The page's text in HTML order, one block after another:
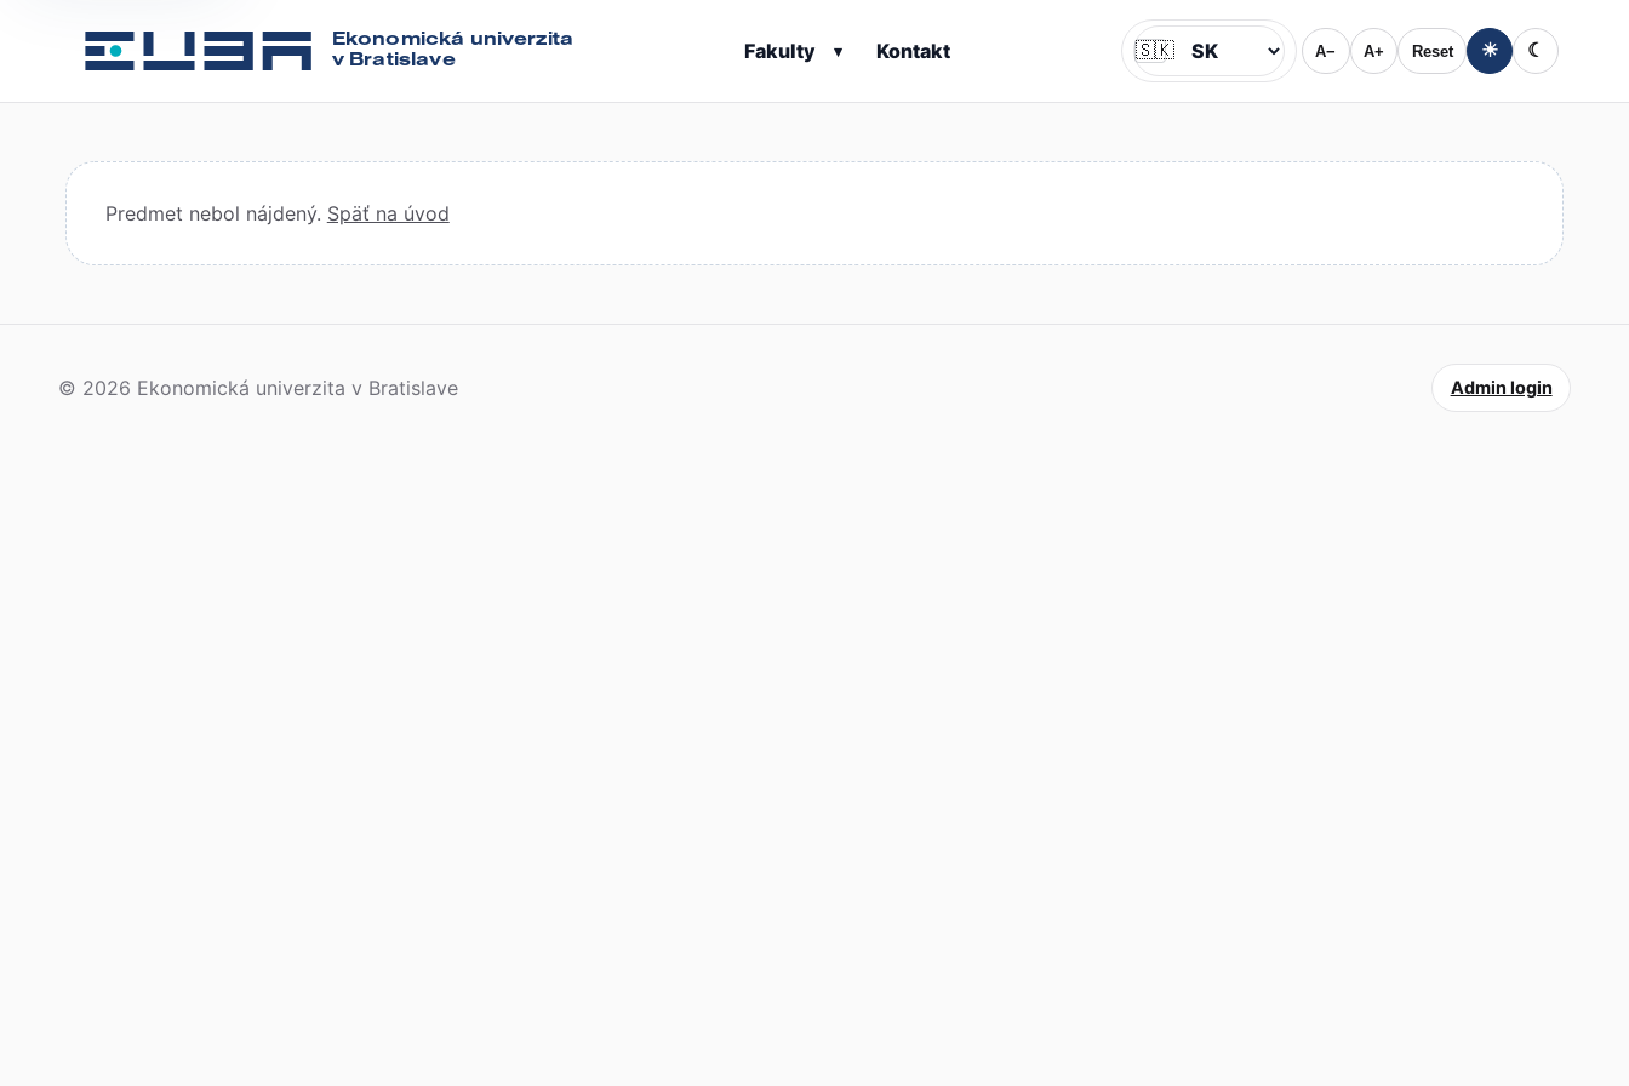
Ekonomická univerzita
v Bratislave
Fakulty ▾ Kontakt Jazyk
🇸🇰 A− A+ Reset ☀ ☾
Predmet nebol nájdený. Späť na úvod
© 2026 Ekonomická univerzita v Bratislave Admin login